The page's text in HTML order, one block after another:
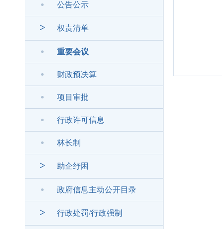
公告公示
> 权责清单
重要会议
财政预决算
项目审批
行政许可信息
林长制
> 助企纾困
政府信息主动公开目录
> 行政处罚/行政强制